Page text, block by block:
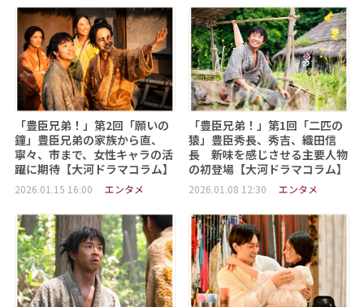
「豊臣兄弟！」第2回「願いの
鐘」豊臣兄弟の家族から直、
寧々、市まで、女性キャラの活
躍に期待【大河ドラマコラム】
2026.01.15 16:00 エンタメ
「豊臣兄弟！」第1回「二匹の
猿」豊臣秀長、秀吉、織田信
長 新味を感じさせる主要人物
の初登場【大河ドラマコラム】
2026.01.08 12:30 エンタメ